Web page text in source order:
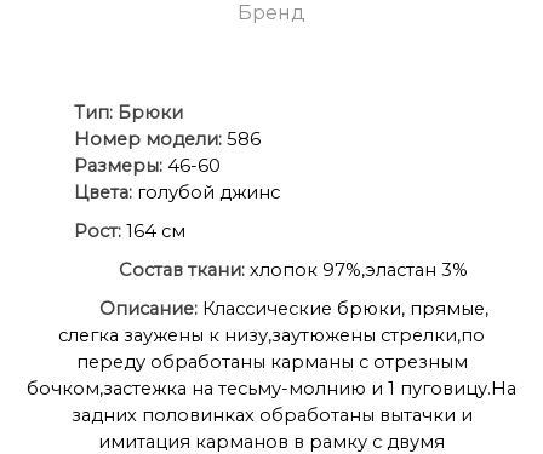
Бренд
Тип: Брюки
Номер модели: 586
Размеры: 46-60
Цвета: голубой джинс
Рост: 164 см
Состав ткани: хлопок 97%,эластан 3%
Описание: Классические брюки, прямые,
слегка заужены к низу,заутюжены стрелки,по
переду обработаны карманы с отрезным
бочком,застежка на тесьму-молнию и 1 пуговицу.На
задних половинках обработаны вытачки и
имитация карманов в рамку с двумя